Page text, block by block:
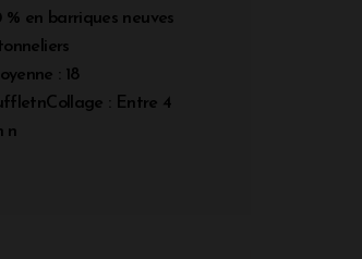
% en barriques neuves
: 18
: Entre 4
n